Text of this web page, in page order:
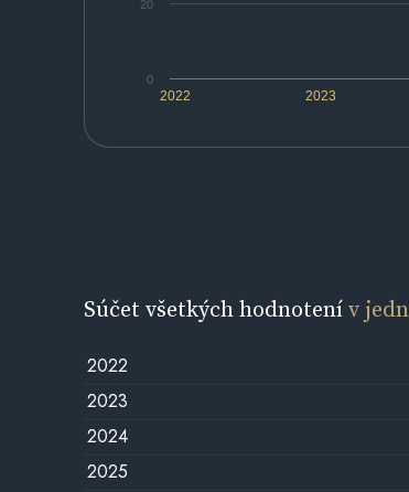
2022 2023
0
20
Súčet všetkých hodnotenív
2022
2023
2024
2025